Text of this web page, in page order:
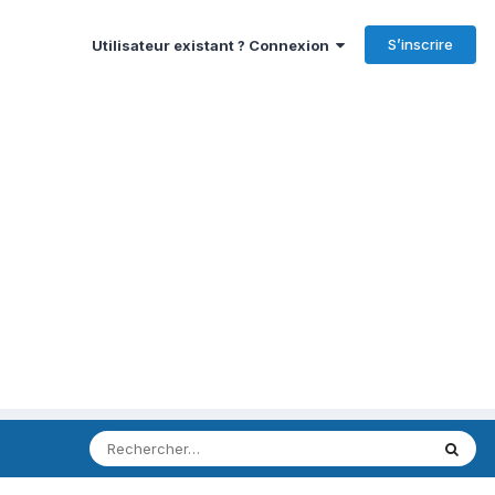
Utilisateur existant ? Connexion S’inscrire